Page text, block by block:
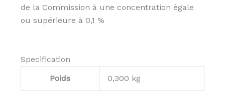
de la Commission à une concentration égale
ou supérieure à 0,1 %
Specification
Poids
0,300 kg